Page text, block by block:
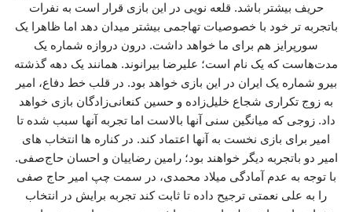
حریف بیشتر باشد. قلعه نویی در این بازی قرار است به نفرات
باتجربه تر خود با خصوصیات تهاجمی بیشتر میدان دهد اما ظاهرا یک
سورپرایز هم برای ما خواهد داشت. درون دروازه شماره یک
مدت‌هاست که یک نام است؛ علیرضا بیرانوند. همانند یک دهه گذشته
بیرو شماره یک ایران در این بازی خواهد بود. در قلب خط دفاع، امیر
به زوج تکراری شجاع خلیل‌زاده و حسین کنعانی‌زادگان بازی خواهد
داد. زوجی که میانگین سنی آنها بالاست اما تجربه آنها سبب شده تا
امیر برای بازی نخست به آنها اعتماد کند. در کناره ها انتخاب های
امیر دو باتجربه دیگر خواهند بود؛ رامین رضاییان و احسان حاج‌صفی.
با توجه به عدم آمادگی میلاد محمدی، در سمت چپ امیر حاج صفی
را به علی نعمتی ترجیح داده تا ثابت کند تجربه برایش در انتخاب